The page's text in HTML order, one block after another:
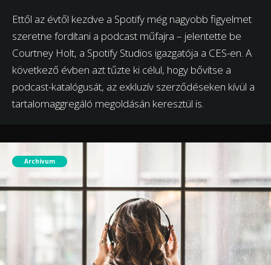
Ettől az évtől kezdve a Spotify még nagyobb figyelmet
szeretne fordítani a podcast műfajra – jelentette be
Courtney Holt, a Spotify Studios igazgatója a CES-en. A
következő évben azt tűzte ki célul, hogy bővítse a
podcast-katalógusát, az exkluzív szerződéseken kívül a
tartalomaggregáló megoldásán keresztül is.
Archívum